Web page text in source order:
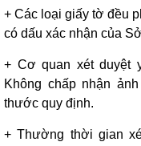
+ Các loại giấy tờ đều
có dấu xác nhận của
+ Cơ quan xét duyệt
Không chấp nhận
thước quy định.
+ Thường thời gian